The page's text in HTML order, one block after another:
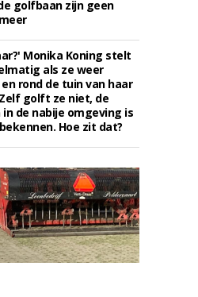
golfbaan zijn geen
Monika Koning stelt
als ze weer
rond de tuin van haar
golft ze niet, de
in de nabije omgeving is
Hoe zit dat?